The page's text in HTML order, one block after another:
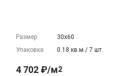
Размер
30х60
Упаковка
0.18 кв.м./ 7 шт.
4 702 ₽/м2